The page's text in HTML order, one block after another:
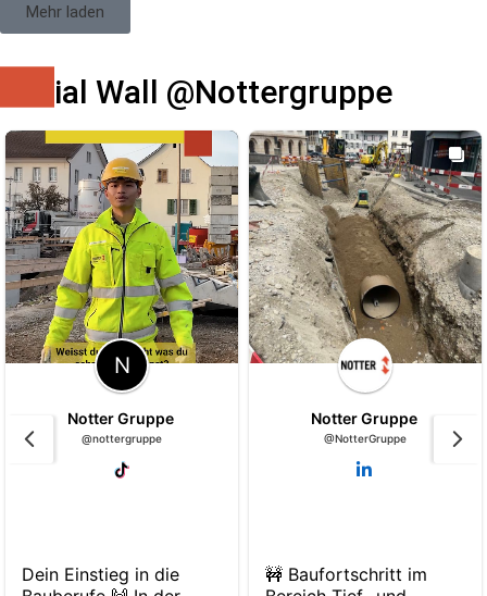
Mehr laden
Social Wall @nottergruppe